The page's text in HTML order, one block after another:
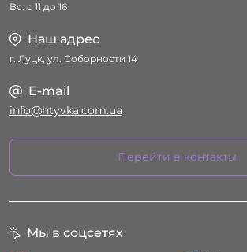
Вс: с 11 до 16
Наш адрес
г. Луцк, ул. Соборности 14
E-mail
info@htyvka.com.ua
Перейти в контакты
Мы в соцсетях